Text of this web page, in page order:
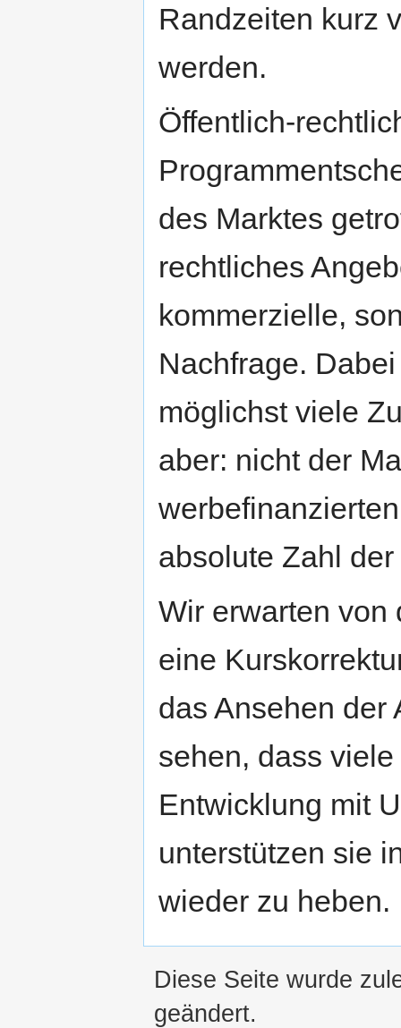
Randzeiten kurz
werden.
Öffentlich-
des Marktes
rechtliches
kommerzielle,
Nachfrage.
möglichst viele
aber: nicht der
absolute Zahl
Wir erwarten von
eine
das Ansehen der
sehen, dass
Entwicklung mit
unterstützen sie
wieder zu heben.
Diese Seite wurde
geändert.